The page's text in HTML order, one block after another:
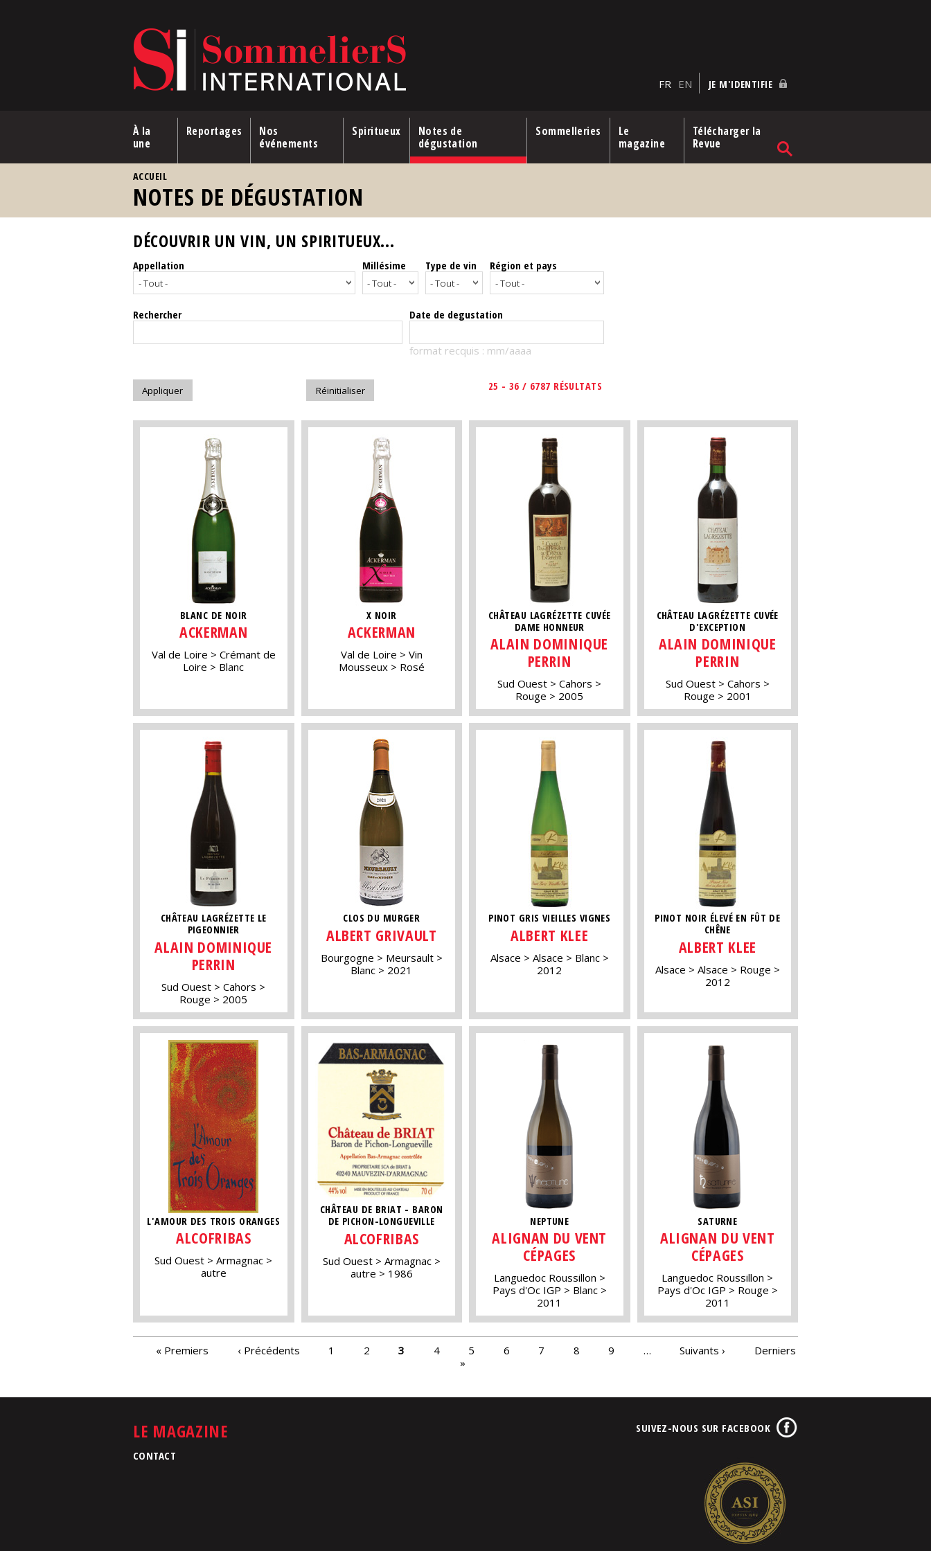
FR EN JE M'IDENTIFIE
À la
une
Reportages
Nos
événements
Spiritueux
Notes de
dégustation
Sommelleries
Le
magazine
Télécharger la
Revue
ACCUEIL
NOTES DE DÉGUSTATION
DÉCOUVRIR UN VIN, UN SPIRITUEUX...
Appellation Millésime Type de vin Région et pays
Rechercher Date de degustation
format recquis : mm/aaaa
25 - 36 / 6787 RÉSULTATS
BLANC DE NOIR
ACKERMAN
Val de Loire
Crémant de
Loire
Blanc
X NOIR
ACKERMAN
Val de Loire
Vin
Mousseux
Rosé
CHÂTEAU LAGRÉZETTE CUVÉE
DAME HONNEUR
ALAIN DOMINIQUE
PERRIN
Sud Ouest
Cahors
Rouge
2005
CHÂTEAU LAGRÉZETTE CUVÉE
D'EXCEPTION
ALAIN DOMINIQUE
PERRIN
Sud Ouest
Cahors
Rouge
2001
CHÂTEAU LAGRÉZETTE LE
PIGEONNIER
ALAIN DOMINIQUE
PERRIN
Sud Ouest
Cahors
Rouge
2005
CLOS DU MURGER
ALBERT GRIVAULT
Bourgogne
Meursault
Blanc
2021
PINOT GRIS VIEILLES VIGNES
ALBERT KLEE
Alsace Alsace
Blanc
2012
PINOT NOIR ÉLEVÉ EN FÛT DE
CHÊNE
ALBERT KLEE
Alsace Alsace
Rouge
2012
L'AMOUR DES TROIS ORANGES
ALCOFRIBAS
Sud Ouest
Armagnac
autre
CHÂTEAU DE BRIAT - BARON
DE PICHON-LONGUEVILLE
ALCOFRIBAS
Sud Ouest
Armagnac
autre
1986
NEPTUNE
ALIGNAN DU VENT
CÉPAGES
Languedoc Roussillon
Pays d'Oc IGP
Blanc
2011
SATURNE
ALIGNAN DU VENT
CÉPAGES
Languedoc Roussillon
Pays d'Oc IGP
Rouge
2011
PAGES
« Premiers ‹ Précédents 1 2 3 4 5 6 7 8 9 … Suivants ›
Derniers
»
LE MAGAZINE
CONTACT
SUIVEZ-NOUS SUR FACEBOOK